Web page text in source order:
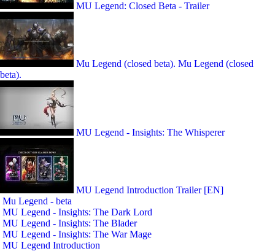
MU Legend: Closed Beta - Trailer
Mu Legend (closed beta). Mu Legend (closed
beta).
MU Legend - Insights: The Whisperer
MU Legend Introduction Trailer [EN]
Mu Legend - beta
MU Legend - Insights: The Dark Lord
MU Legend - Insights: The Blader
MU Legend - Insights: The War Mage
MU Legend Introduction